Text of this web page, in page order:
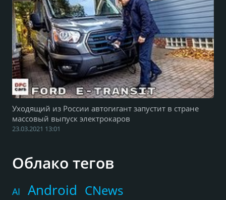
Уходящий из России автогигант запустит в стране
массовый выпуск электрокаров
23.03.2021 13:01
Облако тегов
AI Android CNews